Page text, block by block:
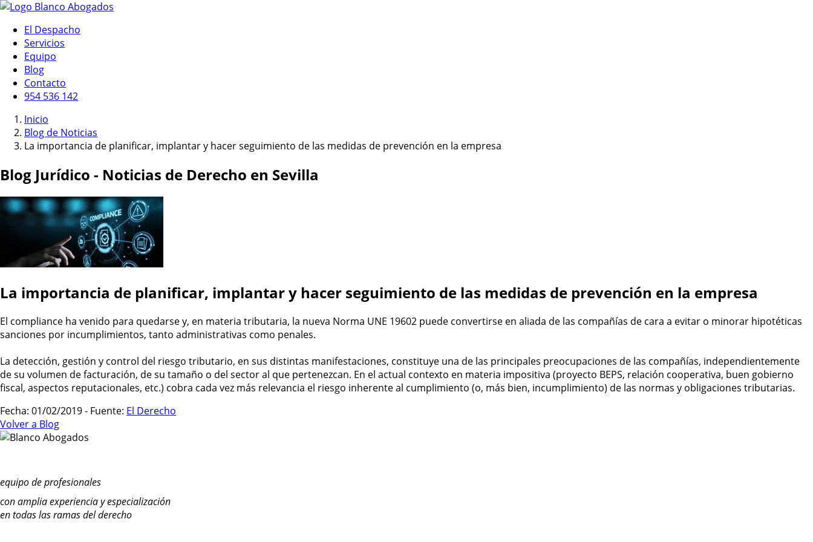
El Despacho
Servicios
Equipo
Blog
Contacto
954 536 142
Inicio
Blog de Noticias
La importancia de planificar, implantar y hacer seguimiento de las medidas de prevención en la empresa
Blog Jurídico - Noticias de Derecho en Sevilla
La importancia de planificar, implantar y hacer seguimiento de las medidas de prevención en la empresa
El compliance ha venido para quedarse y, en materia tributaria, la nueva Norma UNE 19602 puede convertirse en aliada de las compañías de cara a evitar o minorar hipotéticas
sanciones por incumplimientos, tanto administrativas como penales.
La detección, gestión y control del riesgo tributario, en sus distintas manifestaciones, constituye una de las principales preocupaciones de las compañías, independientemente
de su volumen de facturación, de su tamaño o del sector al que pertenezcan. En el actual contexto en materia impositiva (proyecto BEPS, relación cooperativa, buen gobierno
fiscal, aspectos reputacionales, etc.) cobra cada vez más relevancia el riesgo inherente al cumplimiento (o, más bien, incumplimiento) de las normas y obligaciones tributarias.
Fecha: 01/02/2019 - Fuente: El Derecho
Volver a Blog
equipo de profesionales
con amplia experiencia y especialización
en todas las ramas del derecho